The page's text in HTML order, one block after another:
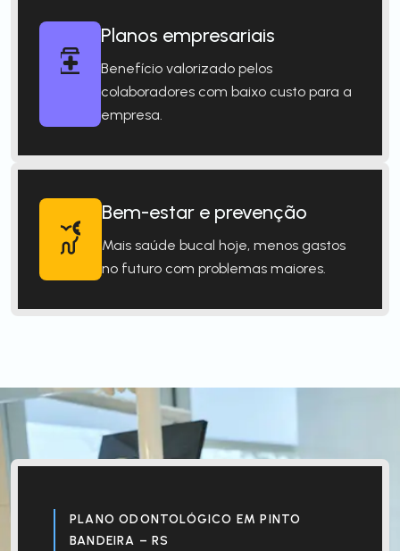
Planos empresariais
Benefício valorizado pelos
colaboradores com baixo custo para a
empresa.
Bem-estar e prevenção
Mais saúde bucal hoje, menos gastos
no futuro com problemas maiores.
PLANO ODONTOLÓGICO EM PINTO
BANDEIRA – RS